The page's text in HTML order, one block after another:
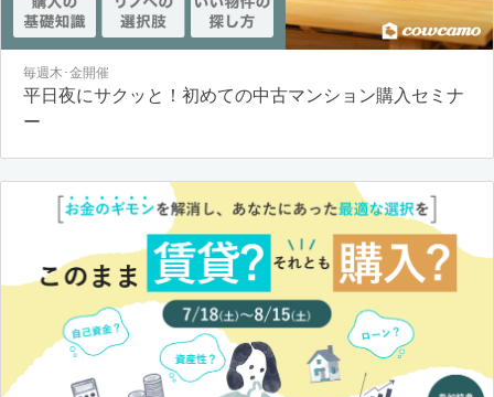
毎週木･金開催
平日夜にサクッと！初めての中古マンション購入セミナ
ー